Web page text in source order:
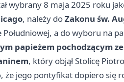
wybrany 8 maja 2025 roku
, należy doZakonu św.
a do wyboru na
papieżem pochodzącym
, który objął Stolicę
jego pontyfikat dopiero się